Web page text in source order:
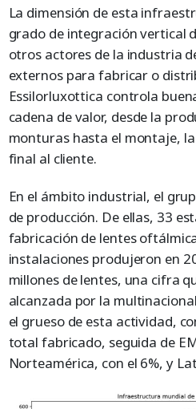
La dimensión de esta
grado de integración vertical
otros actores de la industria
externos para fabricar o
Essilorluxottica controla
cadena de valor, desde la
monturas hasta el montaje,
final al cliente.
En el ámbito industrial, el
de producción. De ellas, 33
fabricación de lentes
instalaciones produjeron en
millones de lentes, una cifra
alcanzada por la
el grueso de esta actividad,
total fabricado, seguida de
Norteamérica, con el 6%, y